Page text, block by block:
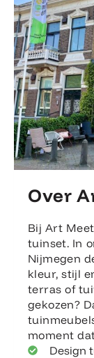
Over
Bij Art
tuinset. In
Nijmegen
kleur, stijl
terras of
gekozen?
moment
Design